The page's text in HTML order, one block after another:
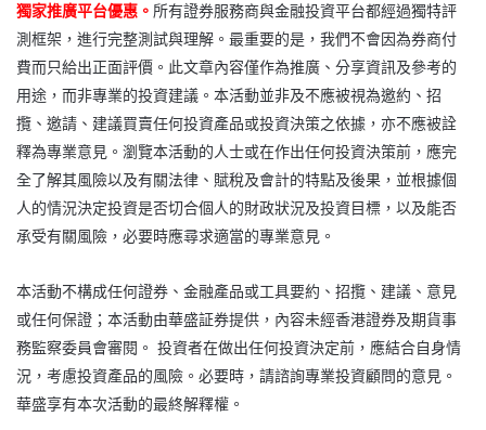
獨家推廣平台優惠。 所有證券服務商與金融投資平台都經過獨特評
測框架，進行完整測試與理解。最重要的是，我們不會因為券商付
費而只給出正面評價。此文章內容僅作為推廣、分享資訊及參考的
用途，而非專業的投資建議。本活動並非及不應被視為邀約、招
攬、邀請、建議買賣任何投資產品或投資決策之依據，亦不應被詮
釋為專業意見。瀏覽本活動的人士或在作出任何投資決策前，應完
全了解其風險以及有關法律、賦稅及會計的特點及後果，並根據個
人的情況決定投資是否切合個人的財政狀況及投資目標，以及能否
承受有關風險，必要時應尋求適當的專業意見。
本活動不構成任何證券、金融產品或工具要約、招攬、建議、意見
或任何保證；本活動由華盛証券提供，內容未經香港證券及期貨事
務監察委員會審閱。 投資者在做出任何投資決定前，應結合自身情
況，考慮投資產品的風險。必要時，請諮詢專業投資顧問的意見。
華盛享有本次活動的最終解釋權。